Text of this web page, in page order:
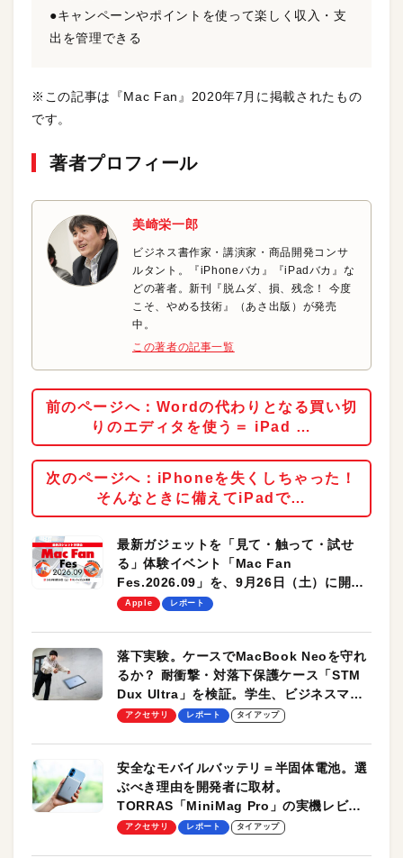
●キャンペーンやポイントを使って楽しく収入・支
出を管理できる
※この記事は『Mac Fan』2020年7月に掲載されたもの
です。
著者プロフィール
美崎栄一郎
ビジネス書作家・講演家・商品開発コンサ
ルタント。『iPhoneバカ』『iPadバカ』な
どの著者。新刊『脱ムダ、損、残念！ 今度
こそ、やめる技術』（あさ出版）が発売
中。
この著者の記事一覧
前のページへ：Wordの代わりとなる買い切
りのエディタを使う＝ iPad …
次のページへ：iPhoneを失くしちゃった！
そんなときに備えてiPadで…
最新ガジェットを「見て・触って・試せ
る」体験イベント「Mac Fan
Fes.2026.09」を、9月26日（土）に開催
します！
Apple レポート
落下実験。ケースでMacBook Neoを守れ
るか？ 耐衝撃・対落下保護ケース「STM
Dux Ultra」を検証。学生、ビジネスマン
のモバイルユースに最適！
アクセサリ レポート タイアップ
安全なモバイルバッテリ＝半固体電池。選
ぶべき理由を開発者に取材。
TORRAS「MiniMag Pro」の実機レビュ
ーも
アクセサリ レポート タイアップ